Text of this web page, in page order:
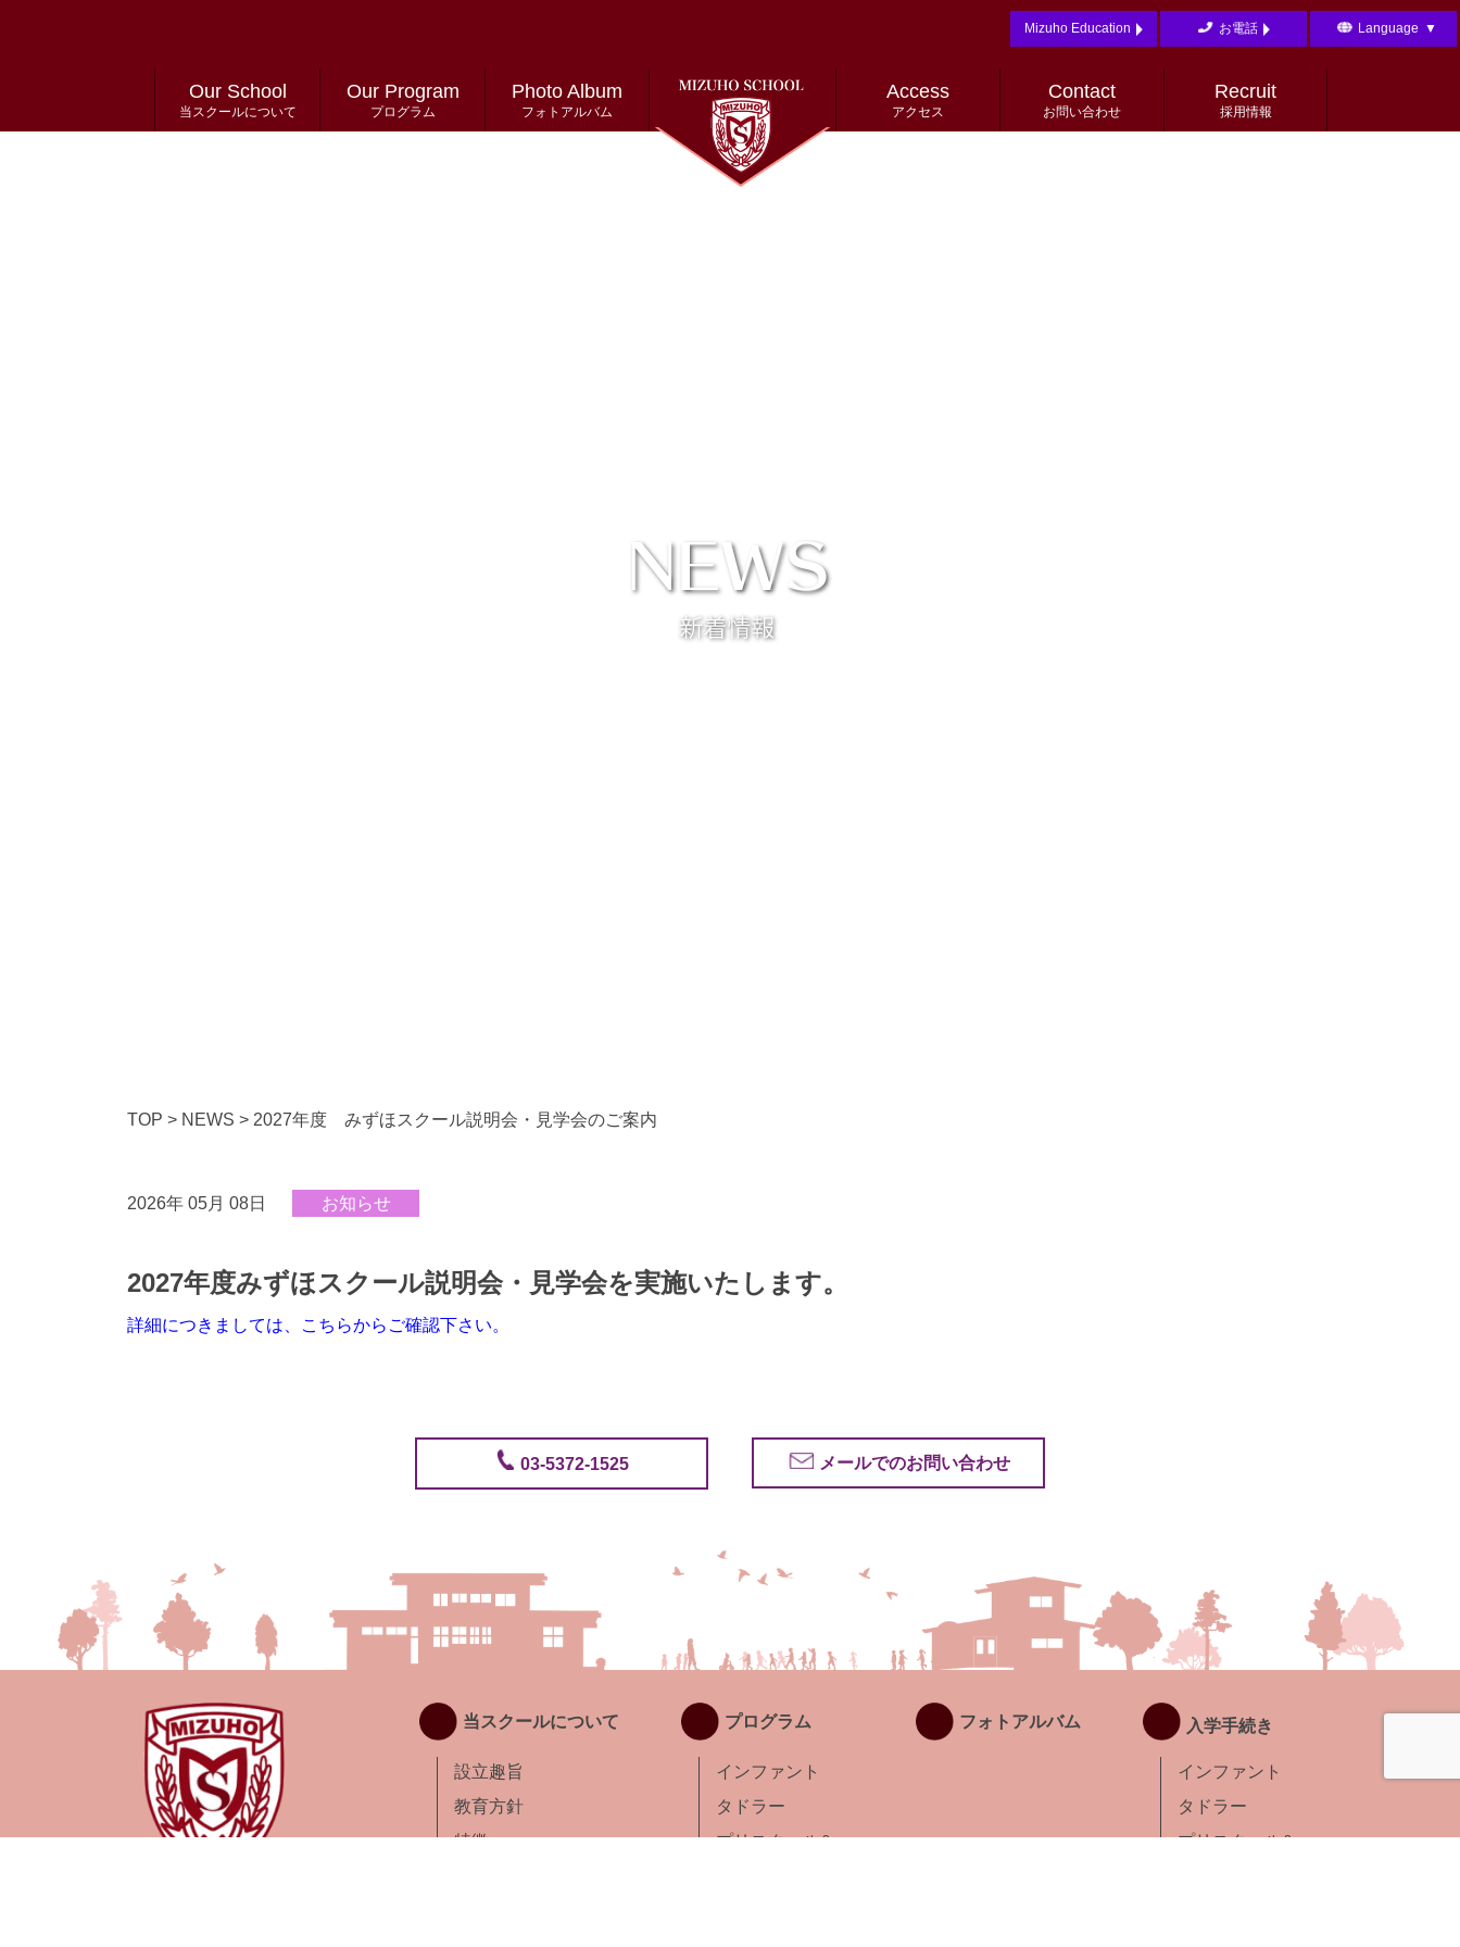
Mizuho Education お電話 Language ▼
Our School
当スクールについて
Our Program
プログラム
Photo Album
フォトアルバム
Access
アクセス
Contact
お問い合わせ
Recruit
採用情報
TOP > NEWS > 2027年度 みずほスクール説明会・見学会のご案内
2026年 05月 08日 お知らせ
2027年度みずほスクール説明会・見学会を実施いたします。
詳細につきましては、こちらからご確認下さい。
03-5372-1525 メールでのお問い合わせ
当スクールについて
設立趣旨
教育方針
特徴
プログラム
インファント
タドラー
プリスクール&
フォトアルバム 入学手続き
インファント
タドラー
プリスクール&